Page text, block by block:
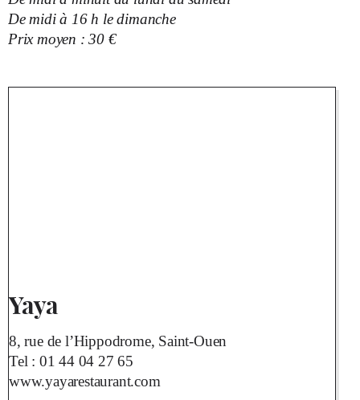
De midi à 16 h le dimanche
Prix moyen : 30 €
Yaya
8, rue de l’Hippodrome, Saint-Ouen
Tel : 01 44 04 27 65
www.yayarestaurant.com